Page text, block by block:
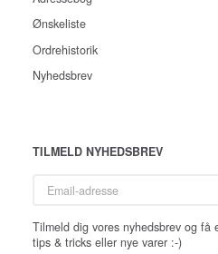
Ønskeliste
Ordrehistorik
Nyhedsbrev
TILMELD NYHEDSBREV
adresse
Tilmeld dig vores nyhedsbrev og få
tips & tricks eller nye varer :-)